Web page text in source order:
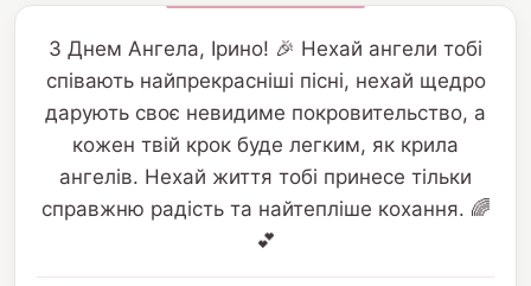
З Днем Ангела, Ірино! 🎉 Нехай ангели тобі
співають найпрекрасніші пісні, нехай щедро
дарують своє невидиме покровительство, а
кожен твій крок буде легким, як крила
ангелів. Нехай життя тобі принесе тільки
справжню радість та найтепліше кохання. 🌈
💕